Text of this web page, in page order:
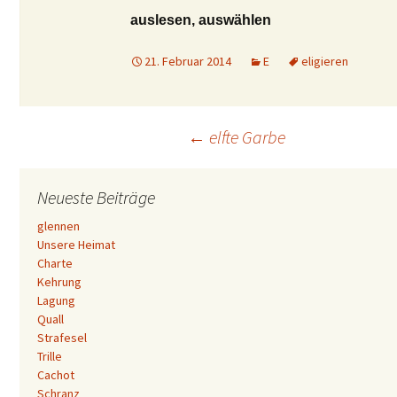
auslesen, auswählen
21. Februar 2014 E eligieren
Beitrags-
Navigation
← elfte Garbe
Neueste Beiträge
glennen
Unsere Heimat
Charte
Kehrung
Lagung
Quall
Strafesel
Trille
Cachot
Schranz